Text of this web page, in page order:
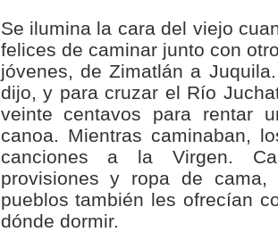
Se ilumina la cara del viejo
felices de caminar junto con
jóvenes, de Zimatlán a
dijo, y para cruzar el Río
veinte centavos para rentar
canoa. Mientras caminaban,
canciones a la Virgen.
provisiones y ropa de
pueblos también les ofrecían
dónde dormir.